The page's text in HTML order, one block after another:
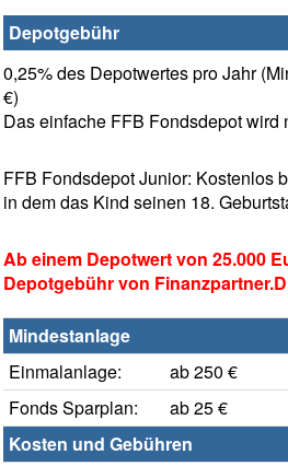
Depotgebühr
0,25% des Depotwertes pro Jahr
€)
Das einfache FFB Fondsdepot wird
FFB Fondsdepot Junior: Kostenlos
in dem das Kind seinen 18.
Ab einem Depotwert von 25.000
Depotgebühr von
Mindestanlage
Einmalanlage:
ab 250 €
Fonds Sparplan:
ab 25 €
Kosten und Gebühren